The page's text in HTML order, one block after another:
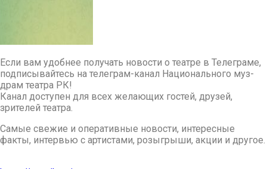
Если вам удобнее получать новости о театре в Телеграме,
подписывайтесь на телеграм-канал Национального муз-
драм театра РК!
Канал доступен для всех желающих гостей, друзей,
зрителей театра.
Самые свежие и оперативные новости, интересные
факты, интервью с артистами, розыгрыши, акции и другое.